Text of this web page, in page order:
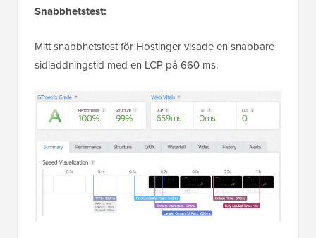
Snabbhetstest:
Mitt snabbhetstest för Hostinger visade en snabbare
sidladdningstid med en LCP på 660 ms.